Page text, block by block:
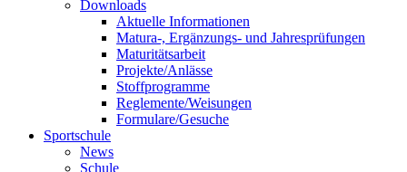
Downloads
Aktuelle Informationen
Matura-, Ergänzungs- und Jahresprüfungen
Maturitätsarbeit
Projekte/Anlässe
Stoffprogramme
Reglemente/Weisungen
Formulare/Gesuche
Sportschule
News
Schule